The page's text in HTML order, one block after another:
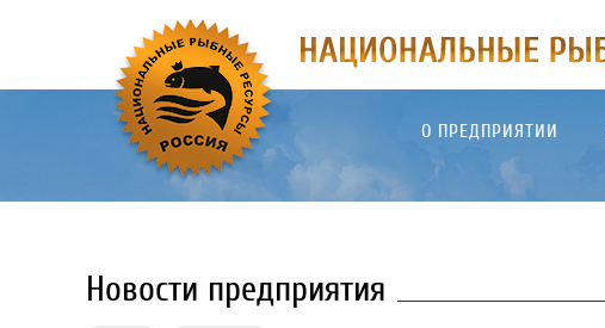
О ПРЕДПРИЯТИИ
Новости предприятия